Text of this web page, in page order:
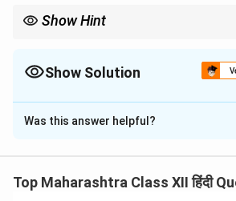
Show Hint
Show Solution
The Correct Option isB
Solution and Explanation
ब्लॉग लेखन एक स्वतंत्र और रचनात्मक लेखन
Was this answer helpful?
Top Maharashtra Class XII हिंदी